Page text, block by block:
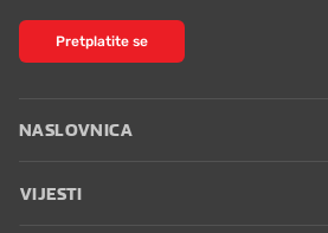
Pretplatite se
NASLOVNICA
VIJESTI